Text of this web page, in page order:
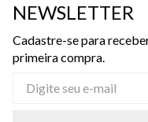
NEWSLETTER
Cadastre-se para
primeira compra.